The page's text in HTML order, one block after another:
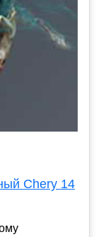
Chery 14